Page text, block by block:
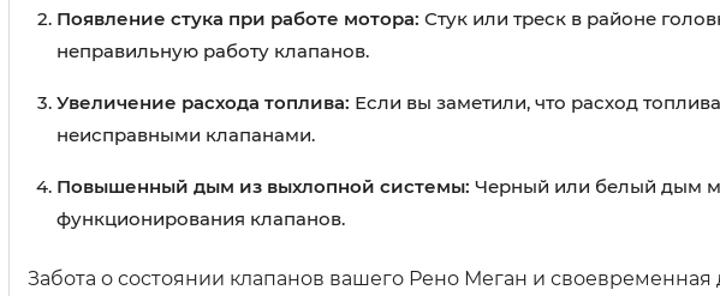
Появление стука при работе мотора: Стук или треск в районе
неправильную работу клапанов.
Увеличение расхода топлива: Если вы заметили, что расход
неисправными клапанами.
Повышенный дым из выхлопной системы: Черный или белый дым
функционирования клапанов.
Забота о состоянии клапанов вашего Рено Меган и